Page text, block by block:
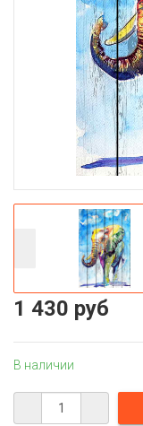
1 430 руб
В наличии